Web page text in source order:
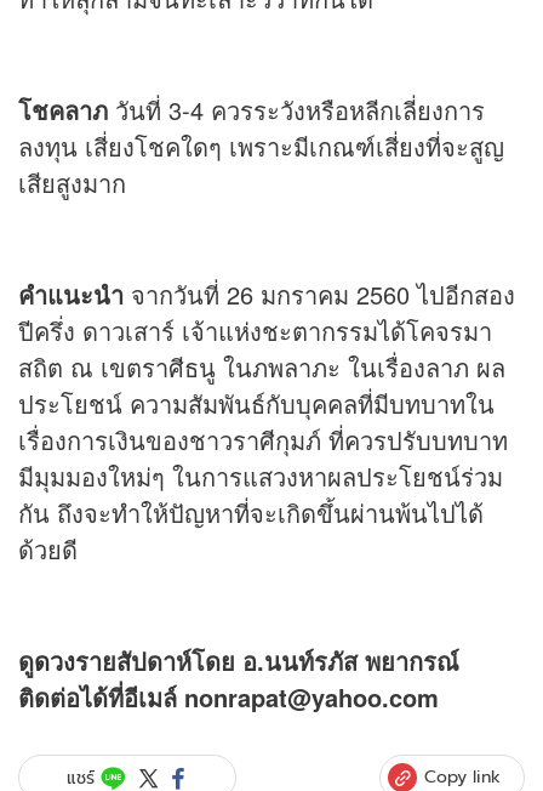
โชคลาภ วันที่ 3-4 ควรระวังหรือหลีกเลี่ยงการ
ลงทุน เสี่ยงโชคใดๆ เพราะมีเกณฑ์เสี่ยงที่จะสูญ
เสียสูงมาก
คำแนะนำ จากวันที่ 26 มกราคม 2560 ไปอีกสอง
ปีครึ่ง ดาวเสาร์ เจ้าแห่งชะตากรรมได้โคจรมา
สถิต ณ เขตราศีธนู ในภพลาภะ ในเรื่องลาภ ผล
ประโยชน์ ความสัมพันธ์กับบุคคลที่มีบทบาทใน
เรื่องการเงินของชาวราศีกุมภ์ ที่ควรปรับบทบาท
มีมุมมองใหม่ๆ ในการแสวงหาผลประโยชน์ร่วม
กัน ถึงจะทำให้ปัญหาที่จะเกิดขึ้นผ่านพ้นไปได้
ด้วยดี
ดูดวงรายสัปดาห์โดย อ.นนท์รภัส พยากรณ์
ติดต่อได้ที่อีเมล์ nonrapat@yahoo.com
แชร์ Copy link